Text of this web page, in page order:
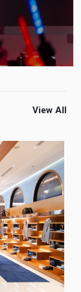
View All